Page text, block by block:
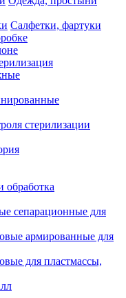
Салфетки, фартуки
стерилизации
обработка
сепарационные для
армированные для
для пластмассы,